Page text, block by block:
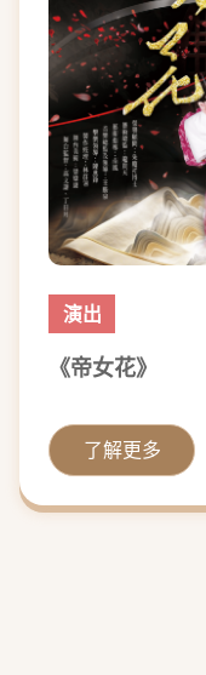
演出
《帝女花》
了解更多